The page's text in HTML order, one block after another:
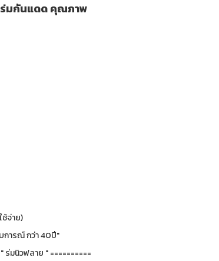
ร่มกันแดด คุณภาพ
จ่าย)
ารณ์ กว่า 40ปี"
มนิวฟลาย " ==========